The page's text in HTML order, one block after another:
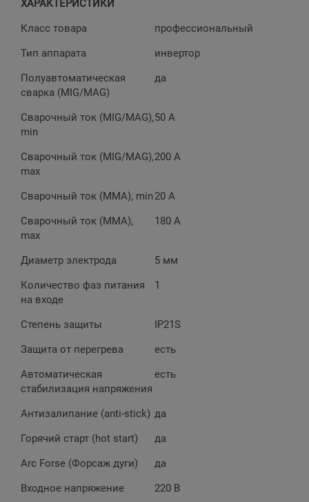
ХАРАКТЕРИСТИКИ
Класс товара
профессиональный
Тип аппарата
инвертор
Полуавтоматическая
сварка (MIG/MAG)
да
Сварочный ток (MIG/MAG),
min
50 A
Сварочный ток (MIG/MAG),
max
200 A
Сварочный ток (MMA), min20 A
Сварочный ток (MMA),
max
180 A
Диаметр электрода
5 мм
Количество фаз питания
на входе
1
Степень защиты
IP21S
Защита от перегрева
есть
Автоматическая
стабилизация напряжения
есть
Антизалипание (anti-stick) да
Горячий старт (hot start)
да
Arc Forse (Форсаж дуги)
да
Входное напряжение
220 В